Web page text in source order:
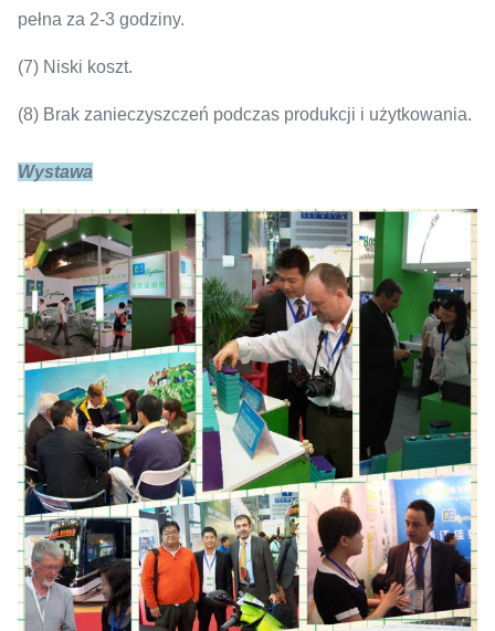
pełna za 2-3 godziny.
(7) Niski koszt.
(8) Brak zanieczyszczeń podczas produkcji i użytkowania.
Wystawa